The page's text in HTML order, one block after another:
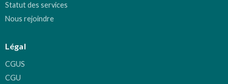
Statut des services
Nous rejoindre
Légal
CGUS
CGU